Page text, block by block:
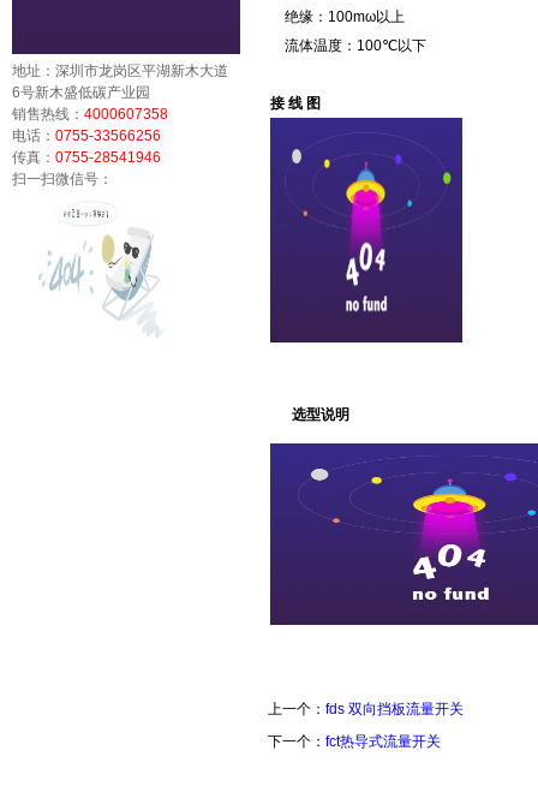
地址：深圳市龙岗区平湖新木大道
6号新木盛低碳产业园
销售热线： 4000607358
电话： 0755-33566256
传真： 0755-28541946
扫一扫微信号：
绝缘：100mω以上
流体温度：100℃以下
接 线 图
选型说明
上一个： fds 双向挡板流量开关
下一个： fct热导式流量开关